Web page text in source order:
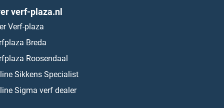
verf-plaza.nl
Verf-plaza
Breda
Roosendaal
Sikkens Specialist
Sigma verf dealer